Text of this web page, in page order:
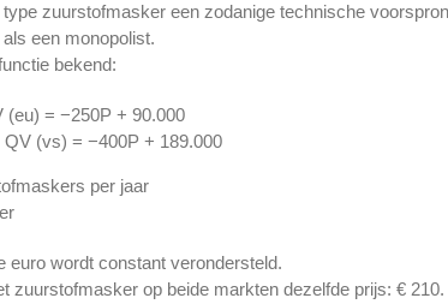
zuurstofmasker een zodanige technische
een monopolist.
bekend:
(eu) = −250P + 90.000
(vs) = −400P + 189.000
per jaar
euro wordt constant verondersteld.
zuurstofmasker op beide markten dezelfde prijs: € 210.